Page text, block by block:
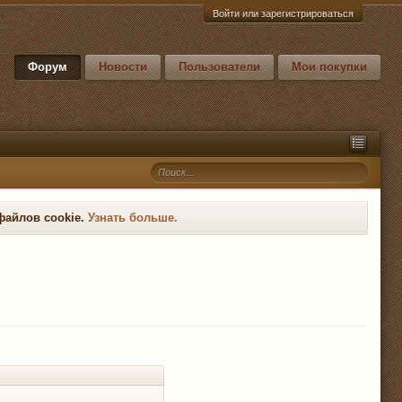
Войти или зарегистрироваться
Форум Новости Пользователи Мои покупки
cookie. Узнать больше.